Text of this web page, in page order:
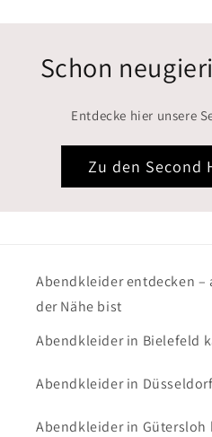
Schon
Entdecke hier unsere
Zu den Second
Abendkleider entdecken –
der Nähe bist
Abendkleider in Bielefeld
Abendkleider in
Abendkleider in Gütersloh